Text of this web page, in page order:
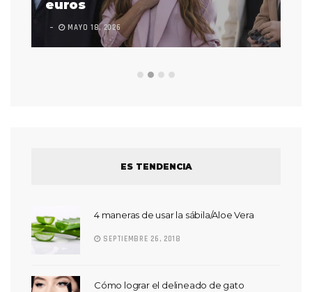
euros
MAYO 18, 2026
ES TENDENCIA
4 maneras de usar la sábila/Aloe Vera
SEPTIEMBRE 26, 2018
Cómo lograr el delineado de gato